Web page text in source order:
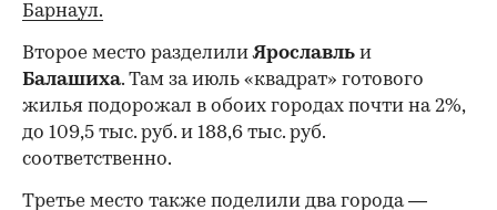
Барнаул.
Второе место разделилиЯрославль и
Балашиха. Там за июль «квадрат» готового
жилья подорожал в обоих городах почти на 2%,
до 109,5 тыс. руб. и 188,6 тыс. руб.
соответственно.
Третье место также поделили два города —